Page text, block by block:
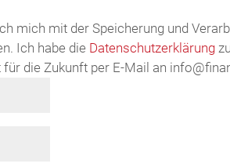
mich mit der Speicherung und
Ich habe die Datenschutzerklärung
die Zukunft per E-Mail an